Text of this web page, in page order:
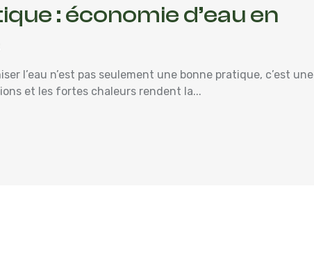
: économie d’eau en
l’eau n’est pas seulement une bonne pratique, c’est une
et les fortes chaleurs rendent la...